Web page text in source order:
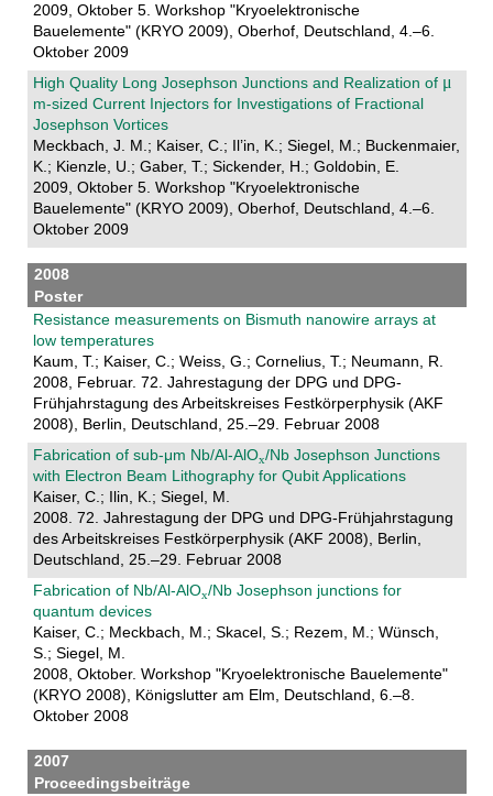
2009, Oktober 5. Workshop "Kryoelektronische
Bauelemente" (KRYO 2009), Oberhof, Deutschland, 4.–6.
Oktober 2009
High Quality Long Josephson Junctions and Realization of
m-sized Current Injectors for Investigations of Fractional
Josephson Vortices
Meckbach, J. M.; Kaiser, C.; Il’in, K.; Siegel, M.; Buckenmaier,
K.; Kienzle, U.; Gaber, T.; Sickender, H.; Goldobin, E.
2009, Oktober 5. Workshop "Kryoelektronische
Bauelemente" (KRYO 2009), Oberhof, Deutschland, 4.–6.
Oktober 2009
2008
Poster
Resistance measurements on Bismuth nanowire arrays at
low temperatures
Kaum, T.; Kaiser, C.; Weiss, G.; Cornelius, T.; Neumann, R.
2008, Februar. 72. Jahrestagung der DPG und DPG-
Frühjahrstagung des Arbeitskreises Festkörperphysik (AKF
2008), Berlin, Deutschland, 25.–29. Februar 2008
Fabrication of sub-μm Nb/Al-AlO /Nb Josephson Junctions
with Electron Beam Lithography for Qubit Applications
Kaiser, C.; Ilin, K.; Siegel, M.
2008. 72. Jahrestagung der DPG und DPG-Frühjahrstagung
des Arbeitskreises Festkörperphysik (AKF 2008), Berlin,
Deutschland, 25.–29. Februar 2008
Fabrication of Nb/Al-AlO /Nb Josephson junctions for
quantum devices
Kaiser, C.; Meckbach, M.; Skacel, S.; Rezem, M.; Wünsch,
S.; Siegel, M.
2008, Oktober. Workshop "Kryoelektronische Bauelemente"
(KRYO 2008), Königslutter am Elm, Deutschland, 6.–8.
Oktober 2008
2007
Proceedingsbeiträge